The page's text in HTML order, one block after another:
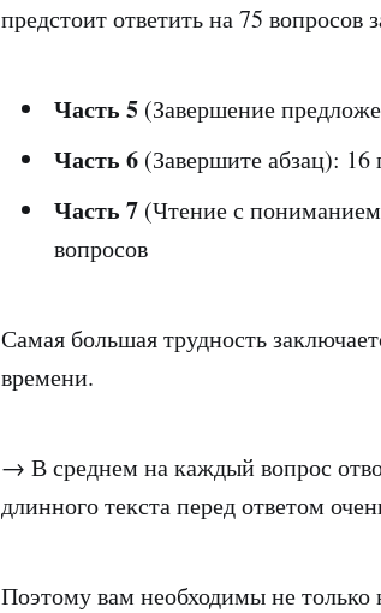
предстоит ответить на 75 вопросов
Часть 5 (Завершение
Часть 6 (Завершите абзац):
Часть 7 (Чтение с
вопросов
Самая большая трудность
времени.
→ В среднем на каждый вопрос
длинного текста перед ответом
Поэтому вам необходимы не